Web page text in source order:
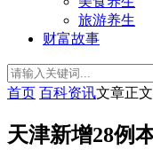
旅游养生
财富故事
首页 百科资讯文章正文
天津新增28例